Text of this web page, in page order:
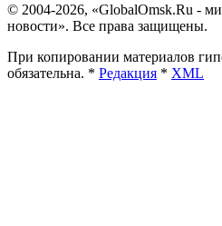
© 2004-2026, «GlobalOmsk.Ru -
новости». Все права защищены.
При копировании материалов
обязательна. * Редакция * XML